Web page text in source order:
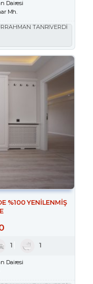
Dairesi
Mh.
TANRIVERDİ
%100 YENİLENMİŞ
1 1
Dairesi